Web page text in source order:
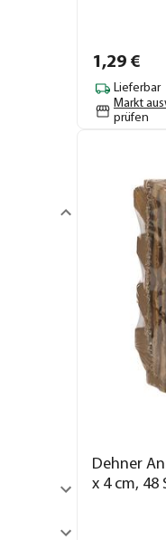
1,29 €
Lieferbar
Markt
prüfen
Dehner
x 4 cm, 48